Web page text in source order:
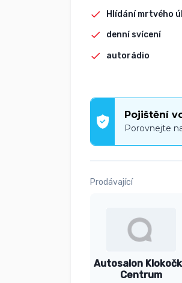
Hlídání mrtvého
denní svícení
autorádio
Pojištění
Porovnejte
Prodávající
Autosalon
Centrum